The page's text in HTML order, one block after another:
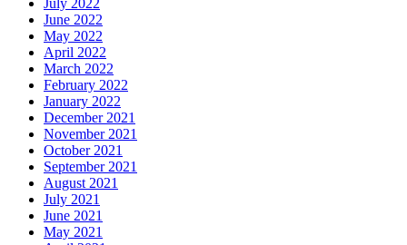
June 2022
May 2022
April 2022
March 2022
February 2022
January 2022
December 2021
November 2021
October 2021
September 2021
August 2021
July 2021
June 2021
May 2021